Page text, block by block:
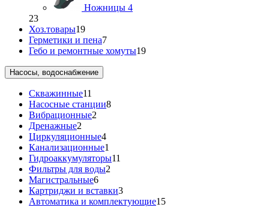
Ножницы 4
23
Хоз.товары19
Герметики и пена7
Гебо и ремонтные хомуты19
Насосы, водоснабжение
Скважинные11
Насосные станции8
Вибрационные2
Дренажные2
Циркуляционные4
Канализационные1
Гидроаккумуляторы11
Фильтры для воды2
Магистральные6
Картриджи и вставки3
Автоматика и комплектующие15